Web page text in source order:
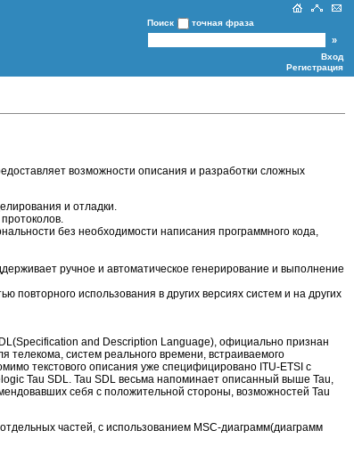
Поиск точная фраза
Вход
Регистрация
возможности описания и разработки сложных
и отладки.
без необходимости написания программного кода,
ручное и автоматическое генерирование и выполнение
повторного использования в других версиях систем и на других
and Description Language), официально признан
телекома, систем реального времени, встраиваемого
текстового описания уже специфицировано ITU-ETSI с
Tau SDL. Tau SDL весьма напоминает описанный выше Tau,
себя с положительной стороны, возможностей Tau
частей, с использованием MSС-диаграмм(диаграмм